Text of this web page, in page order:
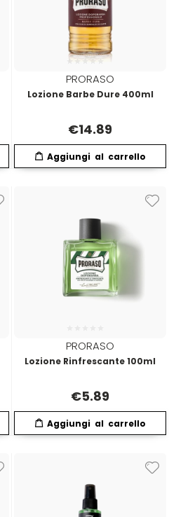
Revlon
Taboga Scents
Technique
PRORASO
Lozione Barbe Dure 400ml
€14.89
PRORASO
Lozione Rinfrescante 100ml
€5.89